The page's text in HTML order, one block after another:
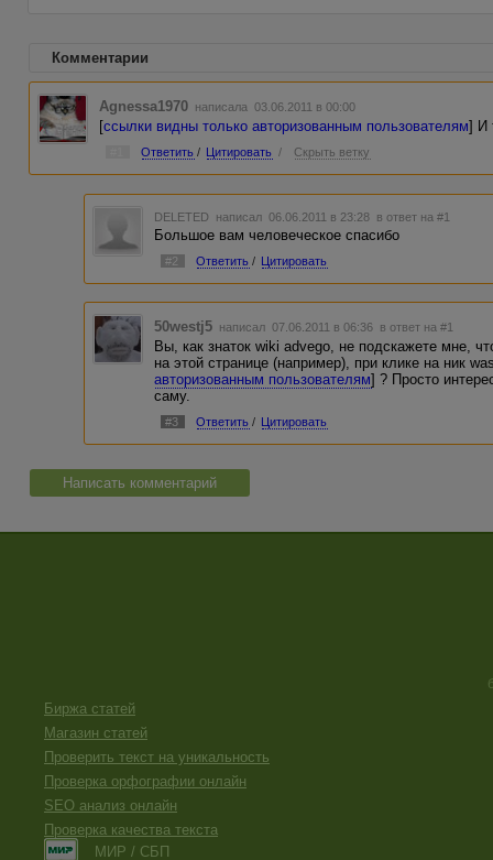
Комментарии
Agnessa1970 написала 03.06.2011 в 00:00
[ссылки видны только авторизованным пользователям] И
Ответить / Цитировать / Скрыть ветку
DELETED написал 06.06.2011 в 23:28 в ответ на #1
Большое вам человеческое спасибо
#2 Ответить / Цитировать
50westj5 написал 07.06.2011 в 06:36 в ответ на #1
Вы, как знаток wiki advego, не подскажете мне,
на этой странице (например), при клике на ник
авторизованным пользователям] ? Просто
саму.
#3 Ответить / Цитировать
Написать комментарий
Биржа статей
Магазин статей
Проверить текст на уникальность
Проверка орфографии онлайн
SEO анализ онлайн
Проверка качества текста
МИР / СБП